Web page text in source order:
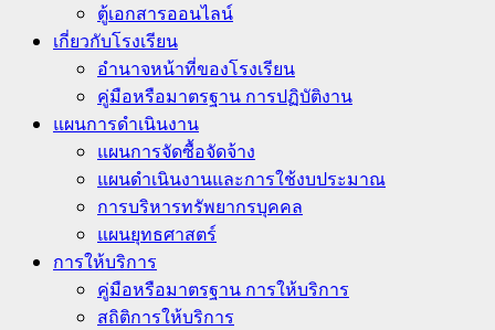
ตู้เอกสารออนไลน์
เกี่ยวกับโรงเรียน
อำนาจหน้าที่ของโรงเรียน
คู่มือหรือมาตรฐาน การปฏิบัติงาน
แผนการดำเนินงาน
แผนการจัดซื้อจัดจ้าง
แผนดำเนินงานและการใช้งบประมาณ
การบริหารทรัพยากรบุคคล
แผนยุทธศาสตร์
การให้บริการ
คู่มือหรือมาตรฐาน การให้บริการ
สถิติการให้บริการ